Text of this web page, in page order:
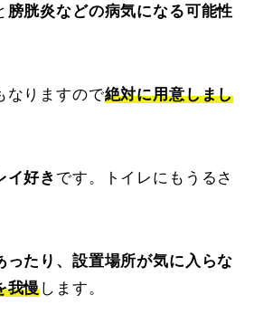
膀胱炎などの病気になる可能性
なりますので絶対に用意しまし
イ好き です。トイレにもうるさ
ったり、設置場所が気に入らな
我慢します。